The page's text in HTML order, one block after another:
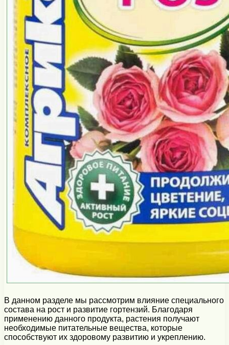
В данном разделе мы рассмотрим влияние специального
состава на рост и развитие гортензий. Благодаря
применению данного продукта, растения получают
необходимые питательные вещества, которые
способствуют их здоровому развитию и укреплению.